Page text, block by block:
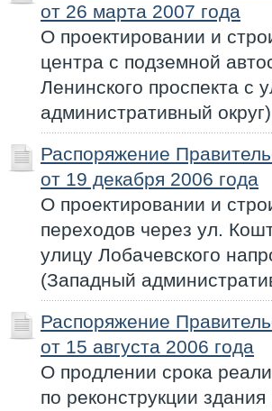
от 26 марта 2007 года
О проектировании и
центра с подземной
Ленинского проспекта с
административный округ)
Распоряжение
от 19 декабря 2006 года
О проектировании и
переходов через ул.
улицу Лобачевского
(Западный
Распоряжение
от 15 августа 2006 года
О продлении срока
по реконструкции